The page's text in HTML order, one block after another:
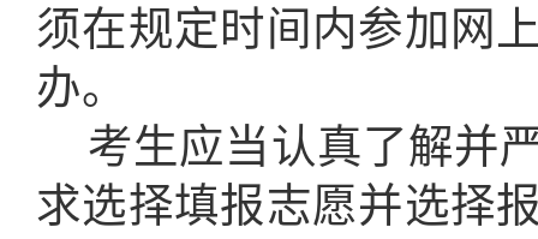
须在规定时间内参加网
办。
考生应当认真了解并
求选择填报志愿并选择